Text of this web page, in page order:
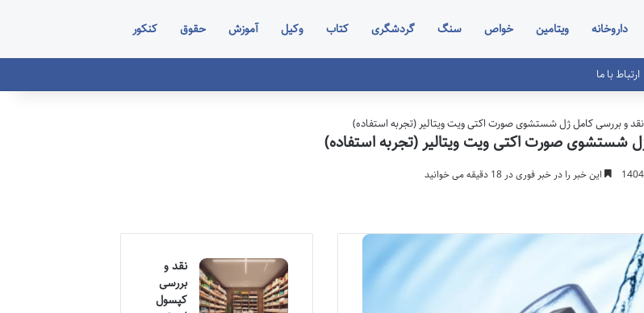
داروخانه ویتامین خواص سنگ گردشگری کتاب وکیل آموزش حقوق کنکور
ارتباط با ما
نقد و بررسی کامل ژل شستشوی صورت اکتی ویت ویتالیر (تجربه استفاده)
شستشوی صورت اکتی ویت ویتالیر (تجربه استفاده)
این خبر را در خبر فوری در 18 دقیقه می خوانید
نقد و
بررسی
کپسول